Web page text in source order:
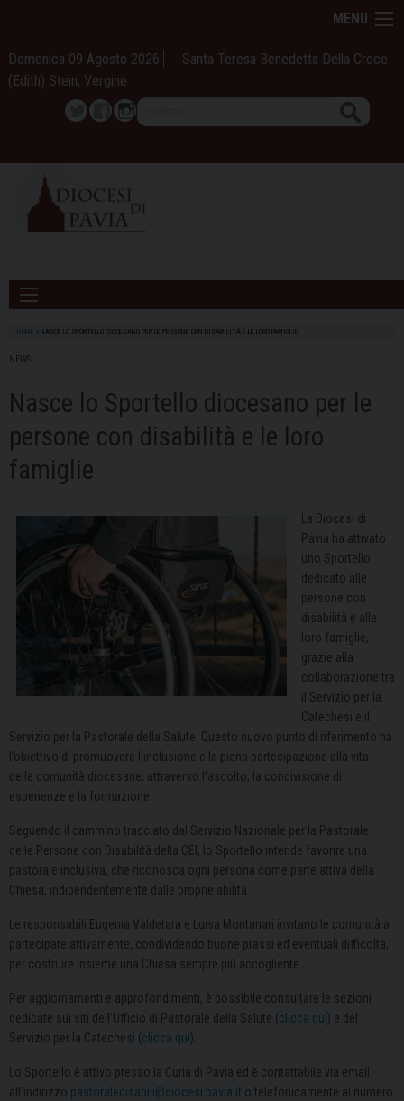
content
MENU
Domenica 09 Agosto 2026
Santa Teresa Benedetta Della Croce
(Edith) Stein, Vergine
TwitterFacebook
Instagram
HOME NASCE LO SPORTELLO DIOCESANO PER LE PERSONE CON DISABILITÀ E LE LORO FAMIGLIE
NEWS
Nasce lo Sportello diocesano per le
persone con disabilità e le loro
famiglie
La Diocesi di
Pavia ha attivato
uno Sportello
dedicato alle
persone con
disabilità e alle
loro famiglie,
grazie alla
collaborazione tra
il Servizio per la
Catechesi e il
Servizio per la Pastorale della Salute. Questo nuovo punto di riferimento ha
l’obiettivo di promuovere l’inclusione e la piena partecipazione alla vita
delle comunità diocesane, attraverso l’ascolto, la condivisione di
esperienze e la formazione.
Seguendo il cammino tracciato dal Servizio Nazionale per la Pastorale
delle Persone con Disabilità della CEI, lo Sportello intende favorire una
pastorale inclusiva, che riconosca ogni persona come parte attiva della
Chiesa, indipendentemente dalle proprie abilità.
Le responsabili Eugenia Valdetara e Luisa Montanari invitano le comunità a
partecipare attivamente, condividendo buone prassi ed eventuali difficoltà,
per costruire insieme una Chiesa sempre più accogliente.
Per aggiornamenti e approfondimenti, è possibile consultare le sezioni
dedicate sui siti dell’Ufficio di Pastorale della Salute (clicca qui) e del
Servizio per la Catechesi (clicca qui).
Lo Sportello è attivo presso la Curia di Pavia ed è contattabile via email
all’indirizzo pastoraledisabili@diocesi.pavia.it o telefonicamente al numero